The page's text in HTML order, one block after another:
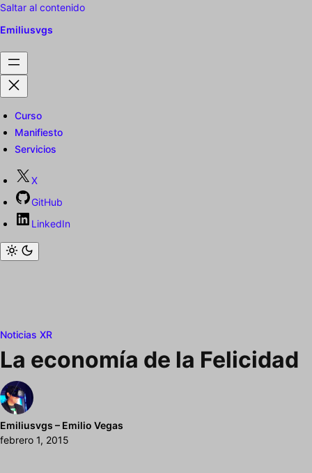
Saltar al contenido
Emiliusvgs
Curso
Manifiesto
Servicios
X
GitHub
LinkedIn
Noticias XR
La economía de la Felicidad
Emiliusvgs – Emilio Vegas
febrero 1, 2015